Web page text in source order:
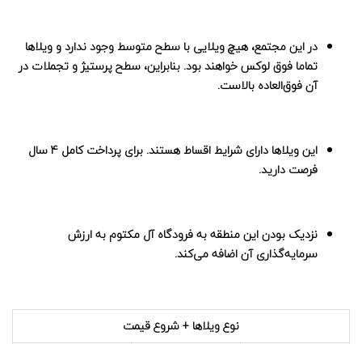
در این مجتمع، هیچ ویلایی با سطح متوسط وجود ندارد و ویلاها
تماما فوق لوکس خواهند بود. بنابراین، سطح پرستیژ و تجملات در
آن فوق‌العاده بالاست.
این ویلاها دارای شرایط اقساط هستند. برای پرداخت کامل 4 سال
فرصت دارید.
نزدیک بودن این منطقه به فرودگاه آل مکتوم به ارزش
سرمایه‌گذاری آن اضافه می‌کند.
نوع ویلاها + شروع قیمت